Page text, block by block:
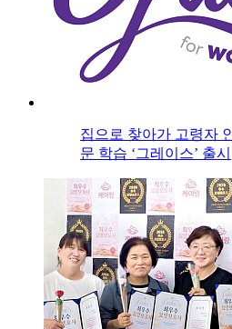
집으로 찾아가 고령자
문 학습 ‘그레이스’ 출시